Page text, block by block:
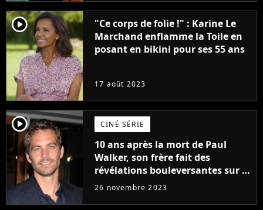
player2
"Ce corps de folie !" : Karine Le
Marchand enflamme la Toile en
posant en bikini pour ses 55 ans
17 août 2023
player2 CINÉ SÉRIE
10 ans après la mort de Paul
Walker, son frère fait des
révélations bouleversantes sur la
réaction des acteurs de Fast and
26 novembre 2023